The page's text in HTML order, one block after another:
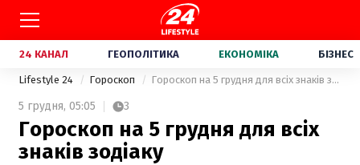
24 КАНАЛ ГЕОПОЛІТИКА ЕКОНОМІКА БІЗНЕС
Lifestyle 24 Гороскоп Гороскоп на 5 грудня для всіх знаків зодіаку
5 грудня, 05:05 3
Гороскоп на 5 грудня для всіх
знаків зодіаку